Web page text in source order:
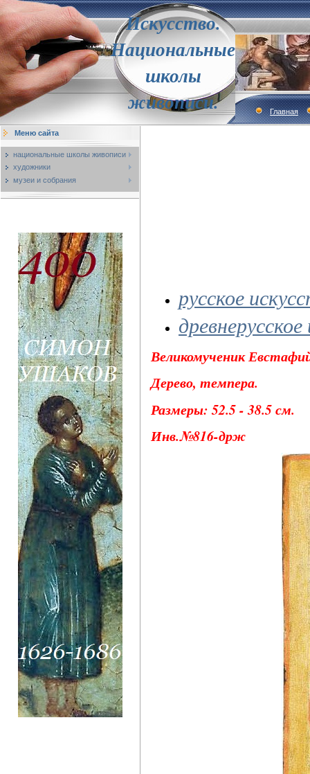
Искусство.
Национальные
школы
живописи.
Главная
Меню сайта
национальные школы живописи
художники
музеи и собрания
русское
Великомученик
Дерево, темпера.
Размеры: 52.5 - 38.5 см.
Инв.№816-држ